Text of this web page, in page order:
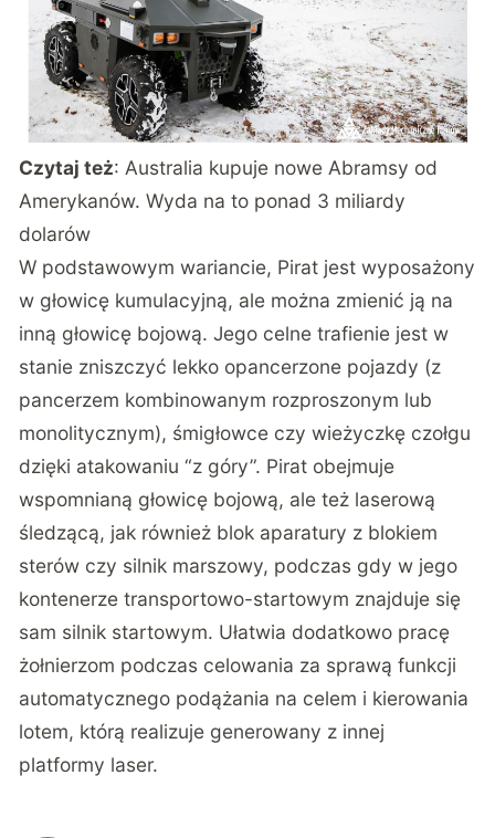
Czytaj też:Australia kupuje nowe Abramsy od
Amerykanów. Wyda na to ponad 3 miliardy
dolarów
W podstawowym wariancie, Pirat jest wyposażony
w głowicę kumulacyjną, ale można zmienić ją na
inną głowicę bojową. Jego celne trafienie jest w
stanie zniszczyć lekko opancerzone pojazdy (z
pancerzem kombinowanym rozproszonym lub
monolitycznym), śmigłowce czy wieżyczkę czołgu
dzięki atakowaniu “z góry”. Pirat obejmuje
wspomnianą głowicę bojową, ale też laserową
śledzącą, jak również blok aparatury z blokiem
sterów czy silnik marszowy, podczas gdy w jego
kontenerze transportowo-startowym znajduje się
sam silnik startowym. Ułatwia dodatkowo pracę
żołnierzom podczas celowania za sprawą funkcji
automatycznego podążania na celem i kierowania
lotem, którą realizuje generowany z innej
platformy laser.